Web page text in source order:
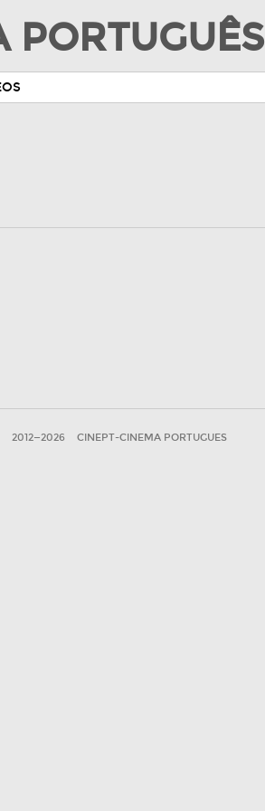
PORTUGUÊS
2012—2026 CINEPT-CINEMA PORTUGUES